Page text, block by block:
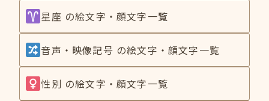
星座 の絵文字・顔文字一覧
音声・映像記号 の絵文字・顔文字一覧
性別 の絵文字・顔文字一覧